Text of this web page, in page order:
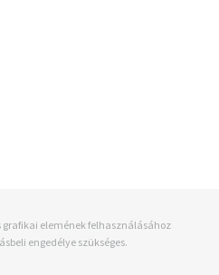
elemének felhasználásához
engedélye szükséges.